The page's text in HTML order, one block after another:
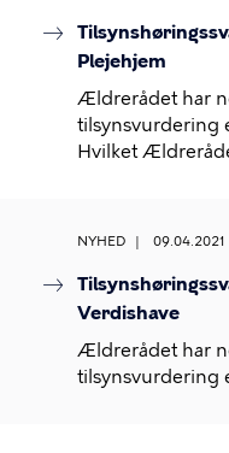
Plejehjem
Ældrerådet har
tilsynsvurdering
Hvilket
NYHED 09.04.2021
Verdishave
Ældrerådet har
tilsynsvurdering